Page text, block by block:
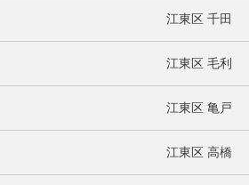
江東区 千田
江東区 毛利
江東区 亀戸
江東区 高橋